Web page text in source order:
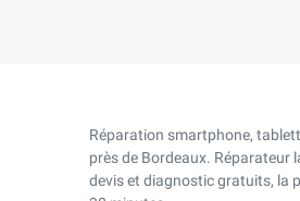
Réparation smartphone,
près de Bordeaux. Réparateur
devis et diagnostic gratuits, la